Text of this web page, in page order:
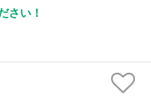
さい！